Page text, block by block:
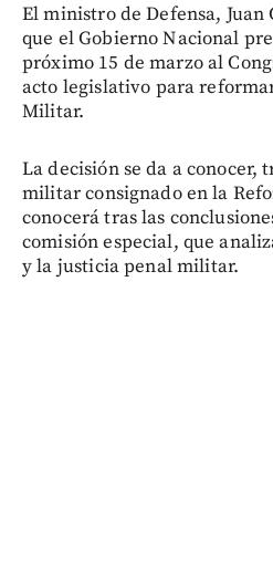
El ministro de Defensa,
que el Gobierno Nacional
próximo 15 de marzo al
acto legislativo para
Militar.
La decisión se da a
militar consignado en la
conocerá tras las
comisión especial, que
y la justicia penal militar.